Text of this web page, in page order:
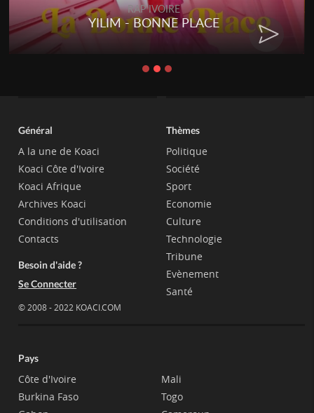
RAP IVOIRE
YILIM - BONNE PLACE
Général
A la une de Koaci
Koaci Côte d'Ivoire
Koaci Afrique
Archives Koaci
Conditions d'utilisation
Contacts
Besoin d'aide ?
Se Connecter
© 2008 - 2022 KOACI.COM
Thèmes
Politique
Société
Sport
Economie
Culture
Technologie
Tribune
Evènement
Santé
Pays
Côte d'Ivoire
Burkina Faso
Mali
Togo